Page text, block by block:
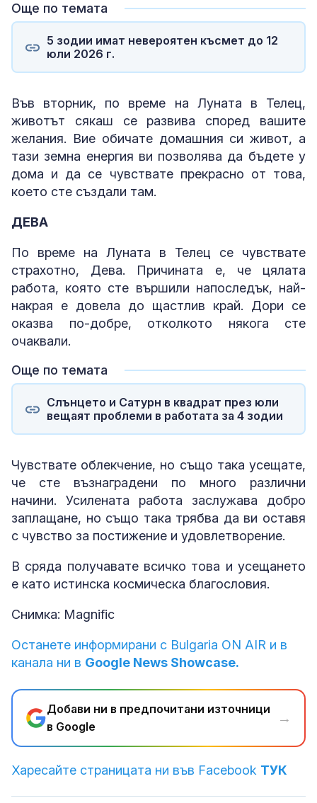
Още по темата
5 зодии имат невероятен късмет до 12
юли 2026 г.
Във вторник, по време на Луната в Телец,
животът сякаш се развива според вашите
желания. Вие обичате домашния си живот, а
тази земна енергия ви позволява да бъдете у
дома и да се чувствате прекрасно от това,
което сте създали там.
ДЕВА
По време на Луната в Телец се чувствате
страхотно, Дева. Причината е, че цялата
работа, която сте вършили напоследък, най-
накрая е довела до щастлив край. Дори се
оказва по-добре, отколкото някога сте
очаквали.
Още по темата
Слънцето и Сатурн в квадрат през юли
вещаят проблеми в работата за 4 зодии
Чувствате облекчение, но също така усещате,
че сте възнаградени по много различни
начини. Усилената работа заслужава добро
заплащане, но също така трябва да ви оставя
с чувство за постижение и удовлетворение.
В сряда получавате всичко това и усещането
е като истинска космическа благословия.
Снимка: Magnific
Останете информирани с Bulgaria ON AIR и в
канала ни в Google News Showcase.
Добави ни в предпочитани източници
в Google
→
Харесайте страницата ни във Facebook ТУК